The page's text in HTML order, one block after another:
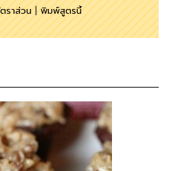
ราส่วน|พิมพ์สูตรนี้